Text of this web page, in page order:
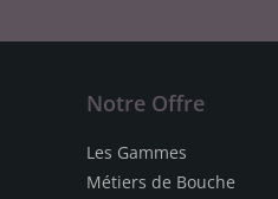
Notre Offre
Les Gammes
Métiers de Bouche